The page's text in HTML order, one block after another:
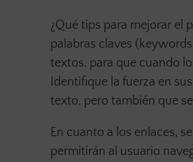
¿Qué tips para mejorar el
palabras claves
textos, para que cuando
Identifique la fuerza en
texto, pero también que
En cuanto a los enlaces,
permitirán al usuario